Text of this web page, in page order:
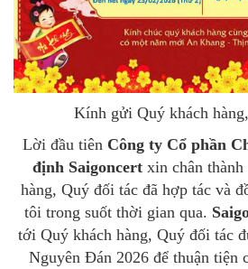
Kính gửi Quý khách
Lời đầu tiên Công ty Cổ phần
định Saigoncertxin chân thành
hàng, Quý đối tác đã hợp tác và
tôi trong suốt thời gian qua.
tới Quý khách hàng, Quý đối tác
Nguyên Đán 2026 để thuận tiện